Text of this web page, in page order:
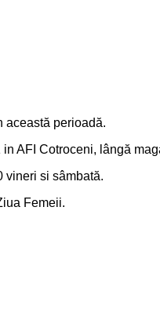
această perioadă.
AFI Cotroceni, lângă
vineri si sâmbată.
Femeii.